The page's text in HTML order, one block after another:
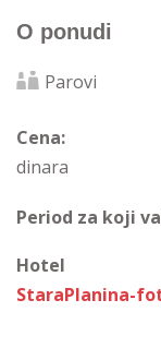
O ponudi
Parovi
Cena:
dinara
Period za koji
Hotel
StaraPlanina-